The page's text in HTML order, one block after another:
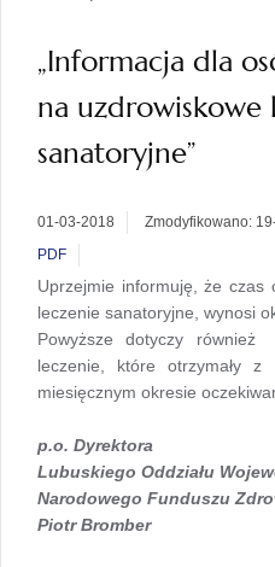
„Informacja dla
na uzdrowiskowe
sanatoryjne”
01-03-2018 Zmodyfikowano:
PDF
Uprzejmie informuję, że czas
leczenie sanatoryjne, wynosi
Powyższe dotyczy
leczenie, które otrzymały
miesięcznym okresie
p.o. Dyrektora
Lubuskiego Oddziału
Narodowego Funduszu
Piotr Bromber